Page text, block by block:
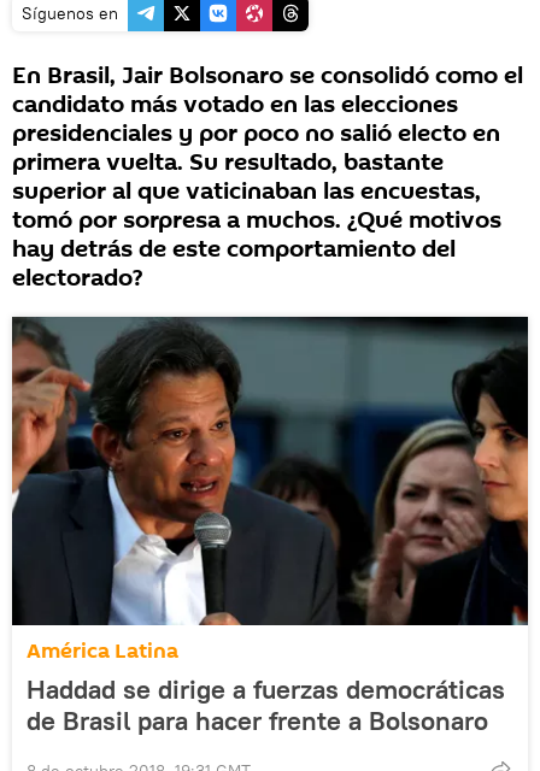
Síguenos en
En Brasil, Jair Bolsonaro se consolidó como el
candidato más votado en las elecciones
presidenciales y por poco no salió electo en
primera vuelta. Su resultado, bastante
superior al que vaticinaban las encuestas,
tomó por sorpresa a muchos. ¿Qué motivos
hay detrás de este comportamiento del
electorado?
América Latina
Haddad se dirige a fuerzas democráticas
de Brasil para hacer frente a Bolsonaro